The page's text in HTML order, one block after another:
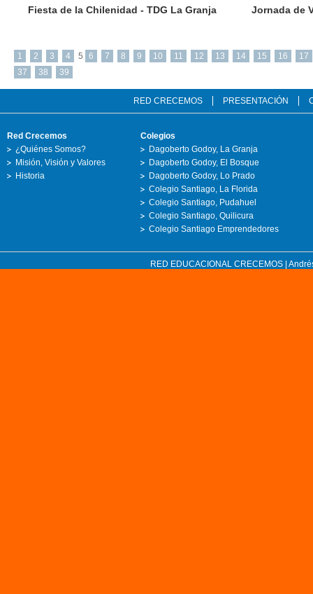
Fiesta de la Chilenidad - TDG La Granja Jornada de
1 2 3 4 5 6 7 8 9 10 11 12 13 14 15 16
17
37
38 39
RED CRECEMOS PRESENTACIÓN
Red Crecemos
¿Quiénes Somos?
Misión, Visión y Valores
Historia
Colegios
Dagoberto Godoy, La Granja
Dagoberto Godoy, El Bosque
Dagoberto Godoy, Lo Prado
Colegio Santiago, La Florida
Colegio Santiago, Pudahuel
Colegio Santiago, Quilicura
Colegio Santiago Emprendedores
RED EDUCACIONAL CRECEMOS |